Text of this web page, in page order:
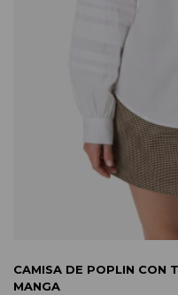
CAMISA DE POPLIN CON
MANGA